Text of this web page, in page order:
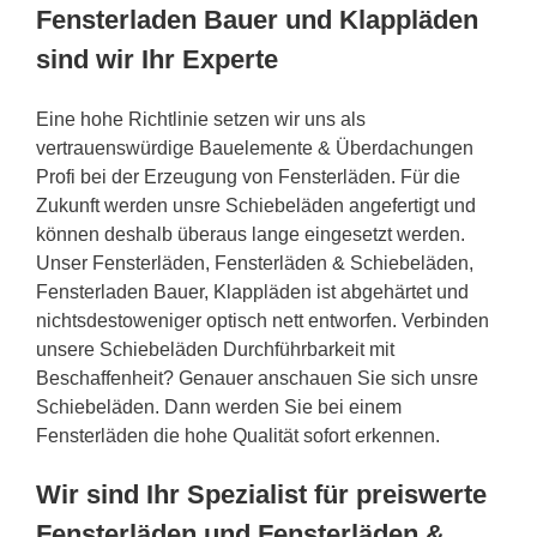
Fensterladen Bauer und Klappläden
sind wir Ihr Experte
Eine hohe Richtlinie setzen wir uns als
vertrauenswürdige Bauelemente & Überdachungen
Profi bei der Erzeugung von Fensterläden. Für die
Zukunft werden unsre Schiebeläden angefertigt und
können deshalb überaus lange eingesetzt werden.
Unser Fensterläden, Fensterläden & Schiebeläden,
Fensterladen Bauer, Klappläden ist abgehärtet und
nichtsdestoweniger optisch nett entworfen. Verbinden
unsere Schiebeläden Durchführbarkeit mit
Beschaffenheit? Genauer anschauen Sie sich unsre
Schiebeläden. Dann werden Sie bei einem
Fensterläden die hohe Qualität sofort erkennen.
Wir sind Ihr Spezialist für preiswerte